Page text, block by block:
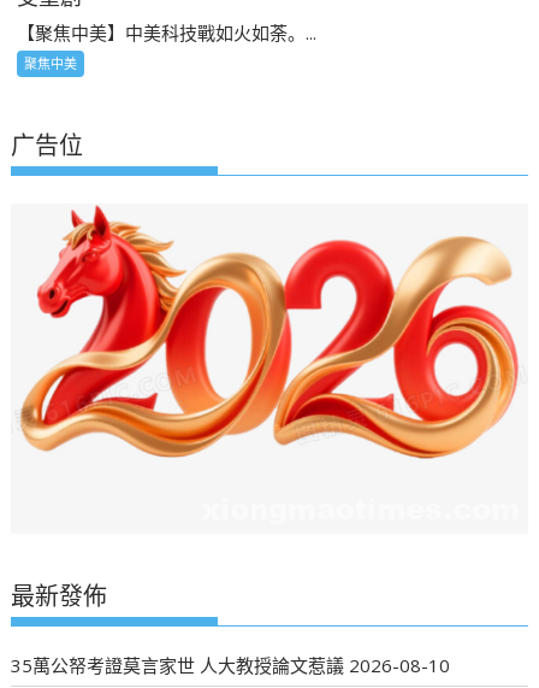
【聚焦中美】中美科技戰如火如荼。...
聚焦中美
广告位
最新發佈
35萬公帑考證莫言家世 人大教授論文惹議 2026-08-10